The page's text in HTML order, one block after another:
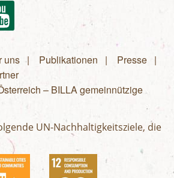
uns Publikationen
Presse
– BILLA gemeinnützige
UN-Nachhaltigkeitsziele, die